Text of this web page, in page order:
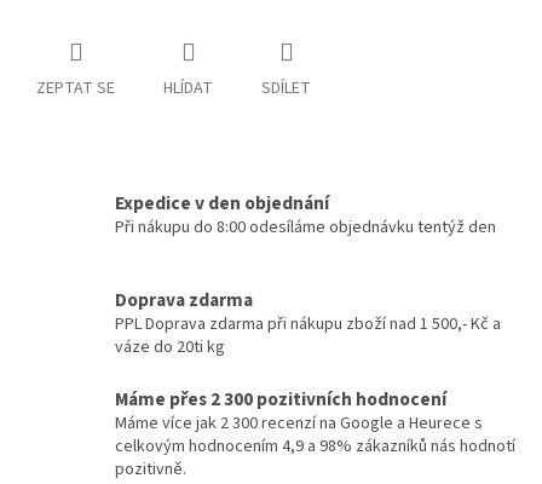
ZEPTAT SE HLÍDAT SDÍLET
Expedice v den objednání
Při nákupu do 8:00 odesíláme objednávku tentýž den
Doprava zdarma
PPL Doprava zdarma při nákupu zboží nad 1 500,- Kč a
váze do 20ti kg
Máme přes 2 300 pozitivních hodnocení
Máme více jak 2 300 recenzí na Google a Heurece s
celkovým hodnocením 4,9 a 98% zákazníků nás hodnotí
pozitivně.